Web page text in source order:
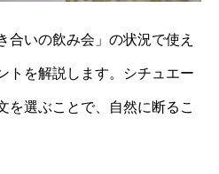
合いの飲み会」の状況で使え
トを解説します。シチュエー
を選ぶことで、自然に断るこ